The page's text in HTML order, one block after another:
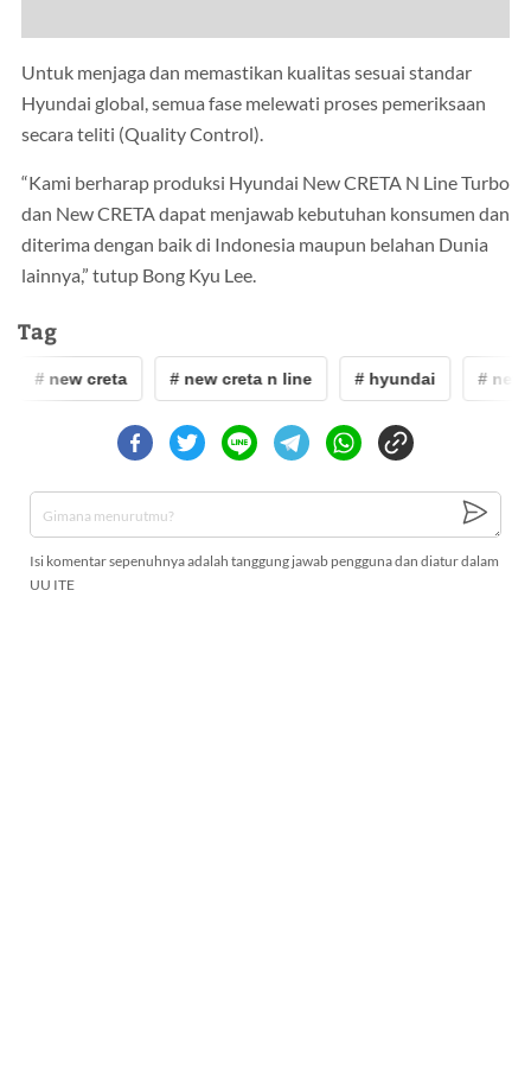
Untuk menjaga dan memastikan kualitas sesuai standar
Hyundai global, semua fase melewati proses pemeriksaan
secara teliti (Quality Control).
“Kami berharap produksi Hyundai New CRETA N Line Turbo
dan New CRETA dapat menjawab kebutuhan konsumen dan
diterima dengan baik di Indonesia maupun belahan Dunia
lainnya,” tutup Bong Kyu Lee.
Tag
# new creta # new creta n line # hyundai # new
Isi komentar sepenuhnya adalah tanggung jawab pengguna dan diatur dalam
UU ITE